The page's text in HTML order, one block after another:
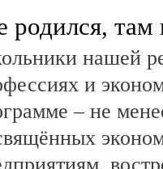
родился, там
нашей
и
– не